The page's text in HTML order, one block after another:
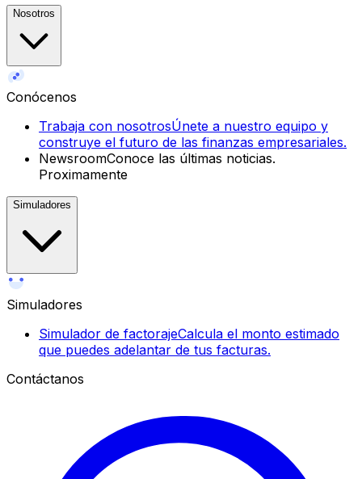
Nosotros
Conócenos
Trabaja con nosotrosÚnete a nuestro equipo y
construye el futuro de las finanzas empresariales.
NewsroomConoce las últimas noticias.
Proximamente
Simuladores
Simuladores
Simulador de factorajeCalcula el monto estimado
que puedes adelantar de tus facturas.
Contáctanos